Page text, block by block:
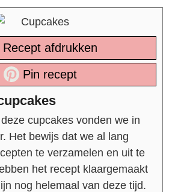
afdrukken
Pin recept
cupcakes vonden we in
Het bewijs dat we al lang
te verzamelen en uit te
het recept klaargemaakt
nog helemaal van deze tijd.